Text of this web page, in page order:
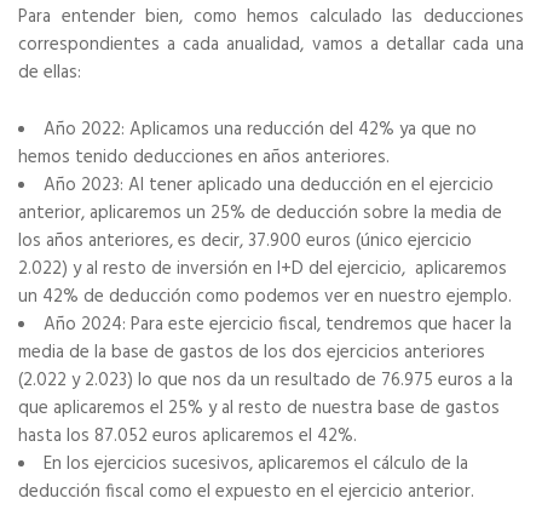
Para entender bien, como hemos calculado las deducciones
correspondientes a cada anualidad, vamos a detallar cada una
de ellas:
Año 2022: Aplicamos una reducción del 42% ya que no
hemos tenido deducciones en años anteriores.
Año 2023: Al tener aplicado una deducción en el ejercicio
anterior, aplicaremos un 25% de deducción sobre la media de
los años anteriores, es decir, 37.900 euros (único ejercicio
2.022) y al resto de inversión en I+D del ejercicio, aplicaremos
un 42% de deducción como podemos ver en nuestro ejemplo.
Año 2024: Para este ejercicio fiscal, tendremos que hacer la
media de la base de gastos de los dos ejercicios anteriores
(2.022 y 2.023) lo que nos da un resultado de 76.975 euros a la
que aplicaremos el 25% y al resto de nuestra base de gastos
hasta los 87.052 euros aplicaremos el 42%.
En los ejercicios sucesivos, aplicaremos el cálculo de la
deducción fiscal como el expuesto en el ejercicio anterior.